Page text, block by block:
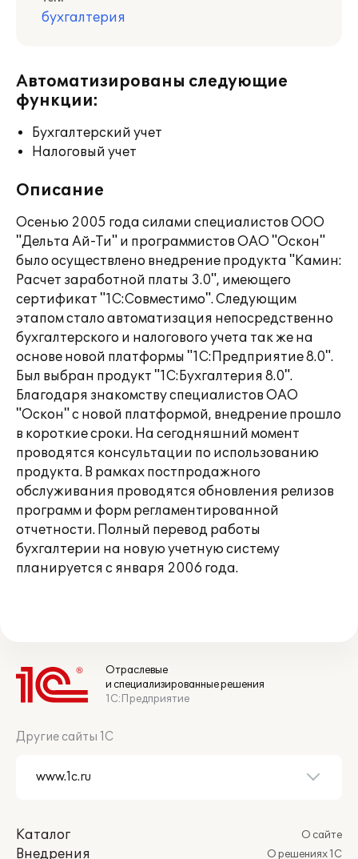
бухгалтерия
Автоматизированы следующие
функции:
Бухгалтерский учет
Налоговый учет
Описание
Осенью 2005 года силами специалистов ООО
"Дельта Ай-Ти" и программистов ОАО "Оскон"
было осуществлено внедрение продукта "Камин:
Расчет заработной платы 3.0", имеющего
сертификат "1С:Совместимо". Следующим
этапом стало автоматизация непосредственно
бухгалтерского и налогового учета так же на
основе новой платформы "1С:Предприятие 8.0".
Был выбран продукт "1С:Бухгалтерия 8.0".
Благодаря знакомству специалистов ОАО
"Оскон" с новой платформой, внедрение прошло
в короткие сроки. На сегодняшний момент
проводятся консультации по использованию
продукта. В рамках постпродажного
обслуживания проводятся обновления релизов
программ и форм регламентированной
отчетности. Полный перевод работы
бухгалтерии на новую учетную систему
планируется с января 2006 года.
Отраслевые
и специализированные решения
1С:Предприятие
Другие сайты 1С
Каталог
Внедрения
О сайте
О решениях 1С